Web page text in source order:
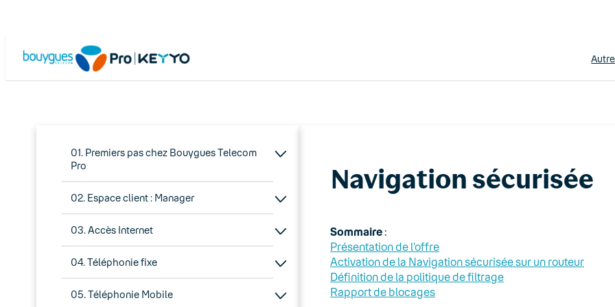
Autre
01. Premiers pas chez Bouygues Telecom
Pro
02. Espace client : Manager
03. Accès Internet
04. Téléphonie fixe
05. Téléphonie Mobile
Navigation sécurisée
Sommaire:
Présentation de l’offre
Activation de la Navigation sécurisée sur un routeur
Définition de la politique de filtrage
Rapport de blocages